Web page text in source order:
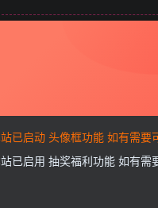
此处内容
研究目的;不得将上述内容用于
的电脑中彻底删除上述内容。
件保护条例》第十七条规定:为
向其支付报酬!鉴于此，也希望
国内外软件开发技术和软件共
件为网络共享资源，请于下载后
已启动 头像框功能 如有需要
已启用 抽奖福利功能 如有需